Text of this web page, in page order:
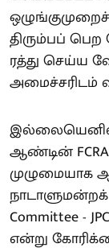
திரும்பப்
ரத்து செய்ய
அமைச்சரிடம்
ஆண்டின்
முழுமையாக
நாடாளுமன்றக்
Committee -
என்று